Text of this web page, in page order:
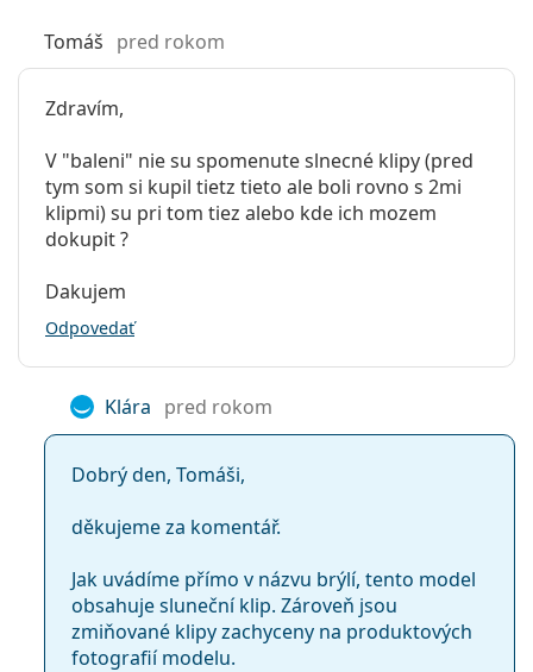
Tomáš pred rokom
Zdravím,
V "baleni" nie su spomenute slnecné klipy (pred
tym som si kupil tietz tieto ale boli rovno s 2mi
klipmi) su pri tom tiez alebo kde ich mozem
dokupit ?
Dakujem
Odpovedať
Klára pred rokom
Dobrý den, Tomáši,
děkujeme za komentář.
Jak uvádíme přímo v názvu brýlí, tento model
obsahuje sluneční klip. Zároveň jsou
zmiňované klipy zachyceny na produktových
fotografií modelu.